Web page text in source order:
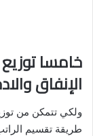
خامسا
الإنفاق
ولكي تتمكن من
طريقة تقسيم